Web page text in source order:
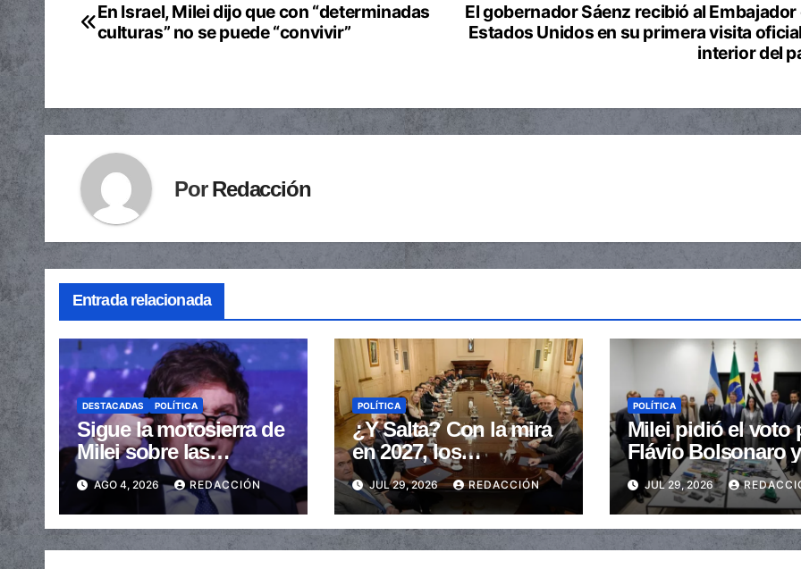
Navegación
El gobernador Sáenz recibió al Embajador
Estados Unidos en su primera visita
interior del
En Israel, Milei dijo que con “determinadas
culturas” no se puede “convivir”
PorRedacción
Entrada relacionada
DESTACADAS POLÍTICA
Sigue la motosierra de
Milei sobre las
provincias: nueva
caída de las
transferencias no
automáticas
AGO 4, 2026 REDACCIÓN
POLÍTICA
¿Y Salta? Con la mira
en 2027, los
gobernadores buscan
provincializar la
elección
JUL 29, 2026 REDACCIÓN
POLÍTICA
Milei pidió el voto
Flávio Bolsonaro y
fustigó a “los
de mierda”
JUL 29, 2026